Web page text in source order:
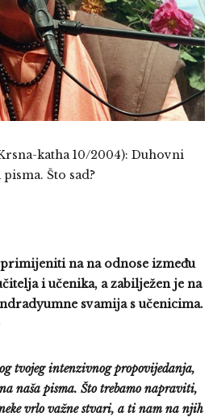
katha 10/2004): Duhovni
Što sad?
primijeniti na na odnose između
i učenika, a zabilježen je na
svamija s učenicima.
tvojeg intenzivnog propovijedanja,
naša pisma. Što trebamo napraviti,
vrlo važne stvari, a ti nam na njih